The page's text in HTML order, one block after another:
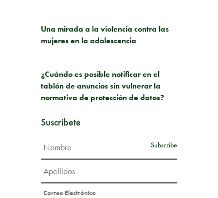
Una mirada a la violencia contra las
mujeres en la adolescencia
¿Cuándo es posible notificar en el
tablón de anuncios sin vulnerar la
normativa de protección de datos?
Suscríbete